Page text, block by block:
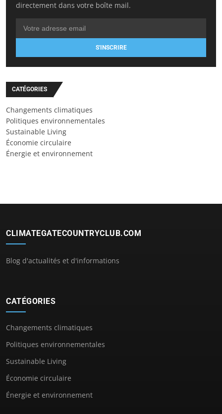
directement dans votre boîte mail.
S'INSCRIRE
CATÉGORIES
Changements climatiques
Politiques environnementales
Sustainable Living
Économie circulaire
Énergie et environnement
CLIMATEGATECOUNTRYCLUB.COM
Blog d'actualités et d'informations
CATÉGORIES
Changements climatiques
Politiques environnementales
Sustainable Living
Économie circulaire
Énergie et environnement